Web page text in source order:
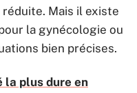
Mais il existe
la gynécologie ou
bien précises.
la plus dure en